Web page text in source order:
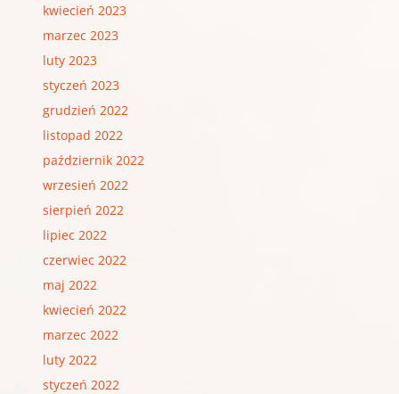
kwiecień 2023
marzec 2023
luty 2023
styczeń 2023
grudzień 2022
listopad 2022
październik 2022
wrzesień 2022
sierpień 2022
lipiec 2022
czerwiec 2022
maj 2022
kwiecień 2022
marzec 2022
luty 2022
styczeń 2022